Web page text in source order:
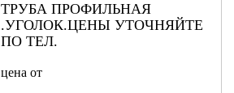
ТРУБА ПРОФИЛЬНАЯ
.УГОЛОК.ЦЕНЫ УТОЧНЯЙТЕ
ПО ТЕЛ.
цена от